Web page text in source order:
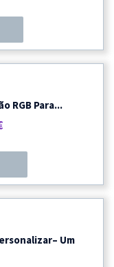
RGB Para...
Price
Through
62,00 €
Um